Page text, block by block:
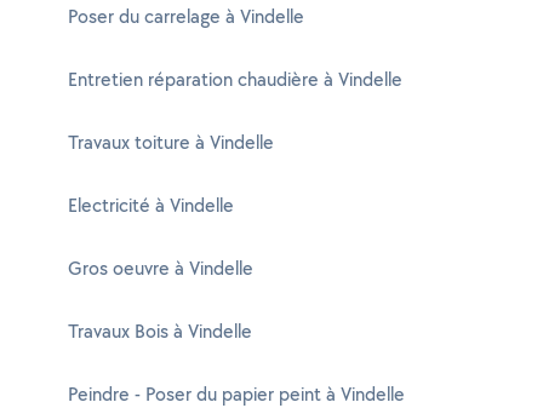
Poser du carrelage à Vindelle
Entretien réparation chaudière à Vindelle
Travaux toiture à Vindelle
Electricité à Vindelle
Gros oeuvre à Vindelle
Travaux Bois à Vindelle
Peindre - Poser du papier peint à Vindelle